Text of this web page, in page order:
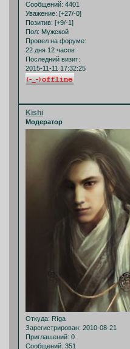
Сообщений: 4401
Уважение: [+27/-0]
Позитив: [+9/-1]
Пол: Мужской
Провел на форуме:
22 дня 12 часов
Последний визит:
2015-11-11 17:32:25
Kishi
Модератор
Откуда: Rīga
Зарегистрирован: 2010-08-21
Приглашений: 0
Сообщений: 351